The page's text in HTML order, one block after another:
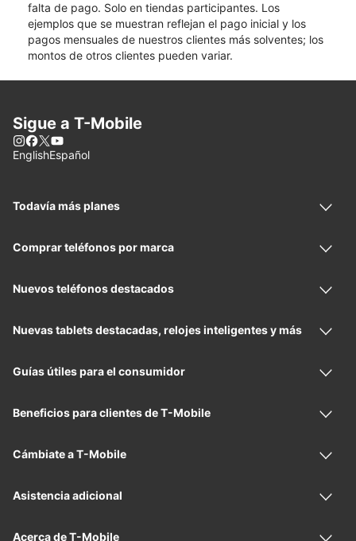
falta de pago. Solo en tiendas participantes. Los
ejemplos que se muestran reflejan el pago inicial y los
pagos mensuales de nuestros clientes más solventes; los
montos de otros clientes pueden variar.